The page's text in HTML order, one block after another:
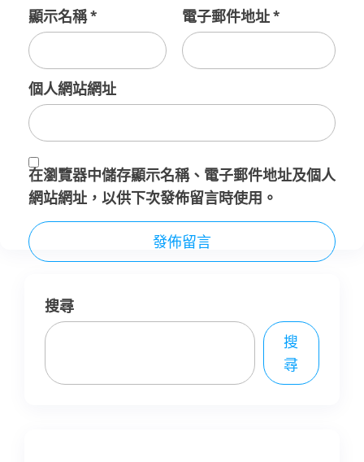
顯示名稱* 電子郵件地址*
個人網站網址
在瀏覽器中儲存顯示名稱、電子郵件地址及個人
網站網址，以供下次發佈留言時使用。
搜尋
搜
尋